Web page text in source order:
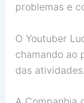
problemas e
O Youtuber
chamando ao
das